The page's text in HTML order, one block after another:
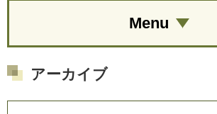
Menu
アーカイブ